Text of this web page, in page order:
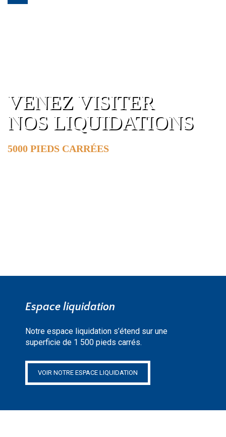
VENEZ VISITER
NOS LIQUIDATIONS
5000 PIEDS CARRÉES
Espace liquidation
Notre espace liquidation s’étend sur une
superficie de 1 500 pieds carrés.
VOIR NOTRE ESPACE LIQUIDATION